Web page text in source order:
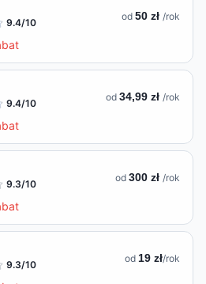
9.4/10 od 50 zł /rok
9.4/10 od 34,99 zł /rok
9.3/10 od 300 zł /rok
9.3/10 od 19 zł/rok